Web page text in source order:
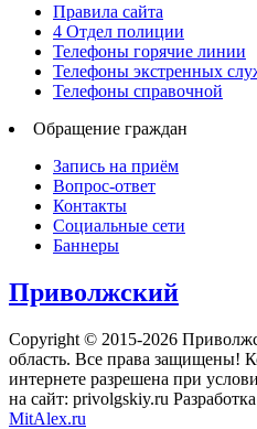
Правила сайта
4 Отдел полиции
Телефоны горячие линии
Телефоны экстренных
Телефоны справочной
Обращение граждан
Запись на приём
Вопрос-ответ
Контакты
Социальные сети
Баннеры
Приволжский
Copyright © 2015-2026
область. Все права защищены!
интернете разрешена при
на сайт: privolgskiy.ru
MitAlex.ru